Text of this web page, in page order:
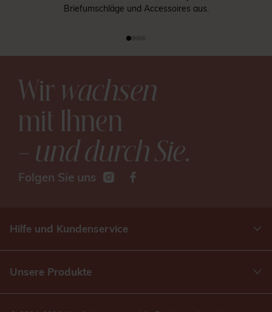
Briefumschläge und Accessoires aus.
Wirwachsen
mit Ihnen
– und durch Sie.
Folgen Sie uns
Hilfe und Kundenservice
Unsere Produkte